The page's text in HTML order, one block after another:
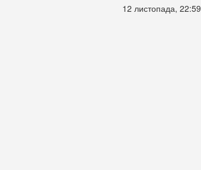
12 листопада, 22:59